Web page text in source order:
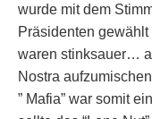
wurde mit dem
Präsidenten
waren stinksauer…
Nostra aufzumischen
” Mafia” war somit